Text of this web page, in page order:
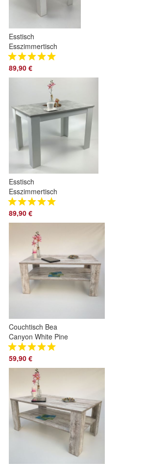
Esstisch
Esszimmertisch
110x70 cm.
Schwarz-Weiß
Made in Germany
89,90 €
Esstisch
Esszimmertisch
110x70 cm. Beton -
Weiß Made in
Germany
89,90 €
Couchtisch Bea
Canyon White Pine
shabby chic
Landhausstil Made
In Germany
59,90 €